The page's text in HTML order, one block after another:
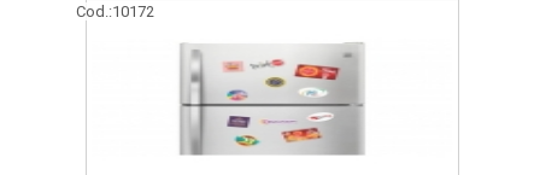
Cod.:10172